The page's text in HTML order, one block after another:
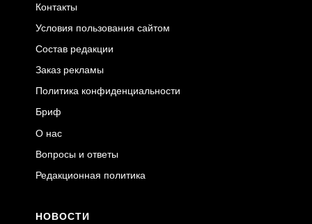
Контакты
Условия пользования сайтом
Состав редакции
Заказ рекламы
Политика конфиденциальности
Бриф
О нас
Вопросы и ответы
Редакционная политика
НОВОСТИ